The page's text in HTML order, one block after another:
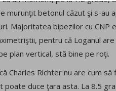
murunţit betonul căzut şi s-au
Majoritatea bipezilor cu CNP
pentru că Loganul
plan vertical, stă bine pe roţi.
Charles Richter nu are cum
duce ţara asta. La 8.5